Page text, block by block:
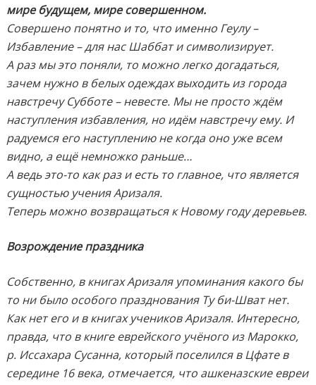
мире будущем, мире совершенном.
Совершено понятно и то, что именно Геулу –
Избавление – для нас Шаббат и символизирует.
А раз мы это поняли, то можно легко догадаться,
зачем нужно в белых одеждах выходить из города
навстречу Субботе – невесте. Мы не просто ждём
наступления избавления, но идём навстречу ему. И
радуемся его наступлению не когда оно уже всем
видно, а ещё немножко раньше…
А ведь это-то как раз и есть то главное, что является
сущностью учения Аризаля.
Теперь можно возвращаться к Новому году деревьев.
Возрождение праздника
Собственно, в книгах Аризаля упоминания какого бы
то ни было особого празднования Ту би-Шват нет.
Как нет его и в книгах учеников Аризаля. Интересно,
правда, что в книге еврейского учёного из Марокко,
р. Иссахара Сусанна, который поселился в Цфате в
середине 16 века, отмечается, что ашкеназские евреи